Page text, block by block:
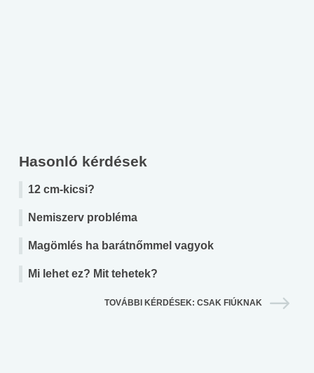
Hasonló kérdések
12 cm-kicsi?
Nemiszerv probléma
Magömlés ha barátnőmmel vagyok
Mi lehet ez? Mit tehetek?
TOVÁBBI KÉRDÉSEK: CSAK FIÚKNAK